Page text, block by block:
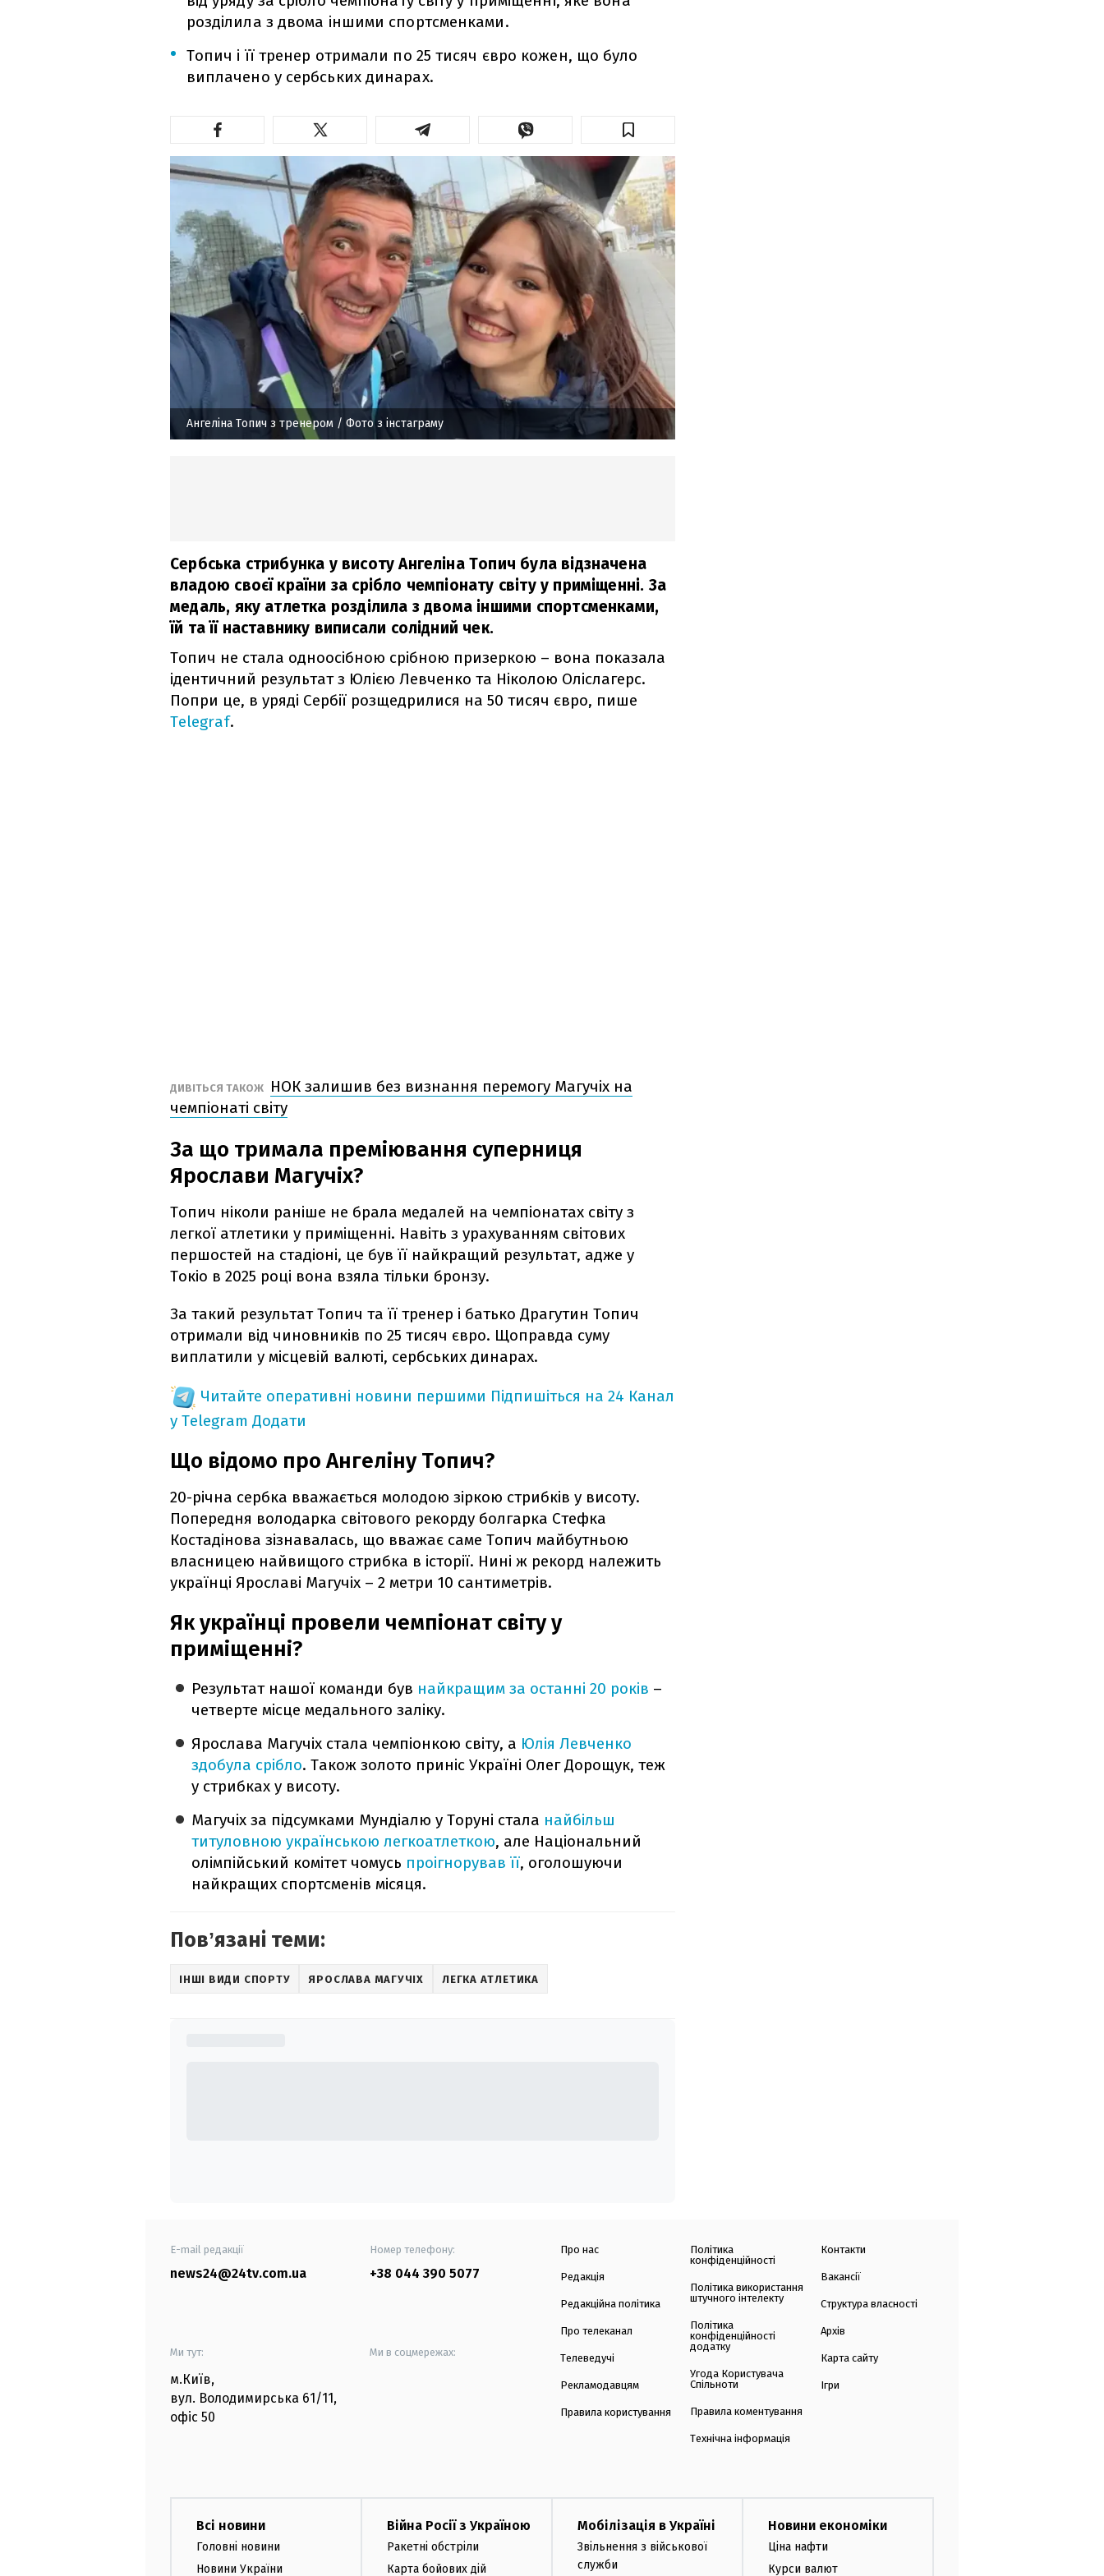
розділила з двома іншими спортсменками.
Топич і її тренер отримали по 25 тисяч євро кожен, що було
виплачено у сербських динарах.
Ангеліна Топич з тренером / Фото з інстаграму
Сербська стрибунка у висоту Ангеліна Топич була відзначена
владою своєї країни за срібло чемпіонату світу у приміщенні. За
медаль, яку атлетка розділила з двома іншими спортсменками,
їй та її наставнику виписали солідний чек.
Топич не стала одноосібною срібною призеркою – вона показала
ідентичний результат з Юлією Левченко та Ніколою Оліслагерс.
Попри це, в уряді Сербії розщедрилися на 50 тисяч євро, пише
Telegraf.
ДИВІТЬСЯ ТАКОЖ
НОК залишив без визнання перемогу Магучіх на
чемпіонаті світу
За що тримала преміювання суперниця
Ярослави Магучіх?
Топич ніколи раніше не брала медалей на чемпіонатах світу з
легкої атлетики у приміщенні. Навіть з урахуванням світових
першостей на стадіоні, це був її найкращий результат, адже у
Токіо в 2025 році вона взяла тільки бронзу.
За такий результат Топич та її тренер і батько Драгутин Топич
отримали від чиновників по 25 тисяч євро. Щоправда суму
виплатили у місцевій валюті, сербських динарах.
Читайте оперативні новини першими Підпишіться на 24 Канал
у Telegram Додати
Що відомо про Ангеліну Топич?
20-річна сербка вважається молодою зіркою стрибків у висоту.
Попередня володарка світового рекорду болгарка Стефка
Костадінова зізнавалась, що вважає саме Топич майбутньою
власницею найвищого стрибка в історії. Нині ж рекорд належить
українці Ярославі Магучіх – 2 метри 10 сантиметрів.
Як українці провели чемпіонат світу у
приміщенні?
Результат нашої команди був найкращим за останні 20 років –
четверте місце медального заліку.
Ярослава Магучіх стала чемпіонкою світу, а Юлія Левченко
здобула срібло. Також золото приніс Україні Олег Дорощук, теж
у стрибках у висоту.
Магучіх за підсумками Мундіалю у Торуні стала найбільш
титуловною українською легкоатлеткою, але Національний
олімпійський комітет чомусь проігнорував її, оголошуючи
найкращих спортсменів місяця.
Повʼязані теми:
ІНШІ ВИДИ СПОРТУ ЯРОСЛАВА МАГУЧІХ ЛЕГКА АТЛЕТИКА
E-mail редакції
news24@24tv.com.ua
Номер телефону:
+38 044 390 5077
Ми тут:
м.Київ,
вул. Володимирська 61/11,
офіс 50
Ми в соцмережах:
Про нас
Редакція
Редакційна політика
Про телеканал
Телеведучі
Рекламодавцям
Правила користування
Політика
конфіденційності
Політика використання
штучного інтелекту
Політика
конфіденційності
додатку
Угода Користувача
Спільноти
Правила коментування
Технічна інформація
Контакти
Вакансії
Структура власності
Архів
Карта сайту
Ігри
Всі новини
Головні новини
Новини України
Війна Росії з Україною
Ракетні обстріли
Карта бойових дій
Мобілізація в Україні
Звільнення з військової
служби
Новини економіки
Ціна нафти
Курси валют